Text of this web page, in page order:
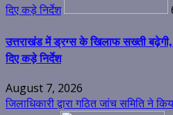
दिए कड़े निर्देश
उत्तराखंड में ड्रग्स के खिलाफ सख्ती
दिए कड़े निर्देश
August 7, 2026
जिलाधिकारी द्वारा गठित जांच समिति ने